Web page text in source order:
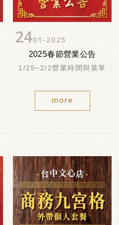
2401 2025
2025春節營業公告
1/25~2/2營業時間與菜單
more